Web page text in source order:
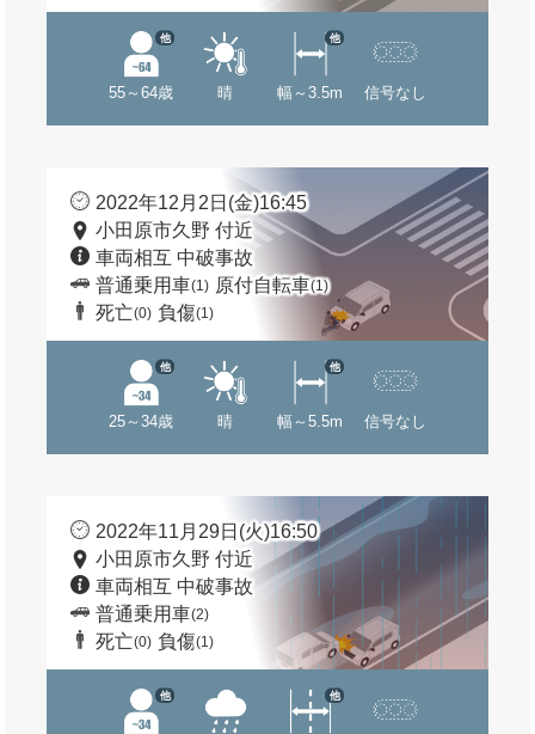
55～64歳
他
晴 幅～3.5m
他
信号なし
2022年12月2日(金)16:45
小田原市久野 付近
車両相互 中破事故
普通乗用車(1) 原付自転車(1)
死亡(0) 負傷(1)
25～34歳
他
晴 幅～5.5m
他
信号なし
2022年11月29日(火)16:50
小田原市久野 付近
車両相互 中破事故
普通乗用車(2)
死亡(0) 負傷(1)
他 他